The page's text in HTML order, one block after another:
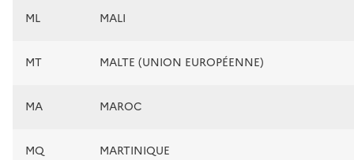
ML MALI
MT MALTE (UNION EUROPÉENNE)
MA MAROC
MQ MARTINIQUE